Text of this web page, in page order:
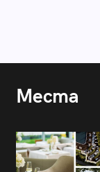
Места